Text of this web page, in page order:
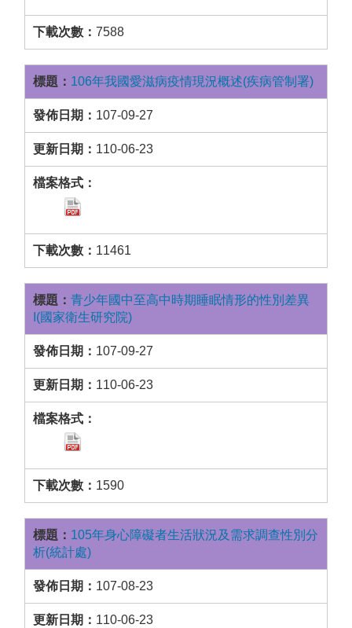
7588
106年我國愛滋病疫情現況概述(疾病管制署)
107-09-27
110-06-23
11461
青少年國中至高中時期睡眠情形的性別差異
I(國家衛生研究院)
107-09-27
110-06-23
1590
105年身心障礙者生活狀況及需求調查性別分
析(統計處)
107-08-23
110-06-23